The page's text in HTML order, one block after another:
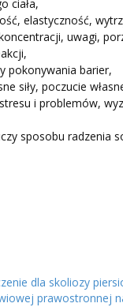
ciała,
elastyczność,
uwagi,
pokonywania barier,
siły, poczucie
i problemów,
sposobu radzenia
dla skoliozy
prawostronnej